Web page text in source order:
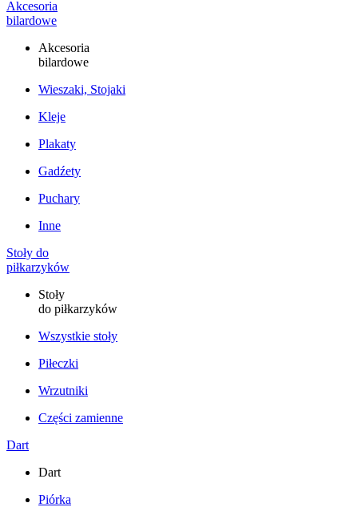
Akcesoria
bilardowe
Akcesoria
bilardowe
Wieszaki, Stojaki
Kleje
Plakaty
Gadźety
Puchary
Inne
Stoły do
piłkarzyków
Stoły
do piłkarzyków
Wszystkie stoły
Piłeczki
Wrzutniki
Części zamienne
Dart
Dart
Piórka